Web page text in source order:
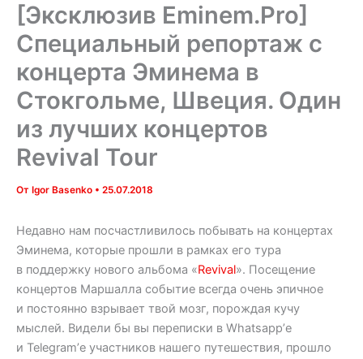
[Эксклюзив Eminem.Pro]
Специальный репортаж с
концерта Эминема в
Стокгольме, Швеция. Один
из лучших концертов
Revival Tour
От Igor Basenko • 25.07.2018
Недавно нам посчастливилось побывать на концертах
Эминема, которые прошли в рамках его тура
в поддержку нового альбома «Revival». Посещение
концертов Маршалла событие всегда очень эпичное
и постоянно взрывает твой мозг, порождая кучу
мыслей. Видели бы вы переписки в Whatsapp’е
и Telegram’е участников нашего путешествия, прошло